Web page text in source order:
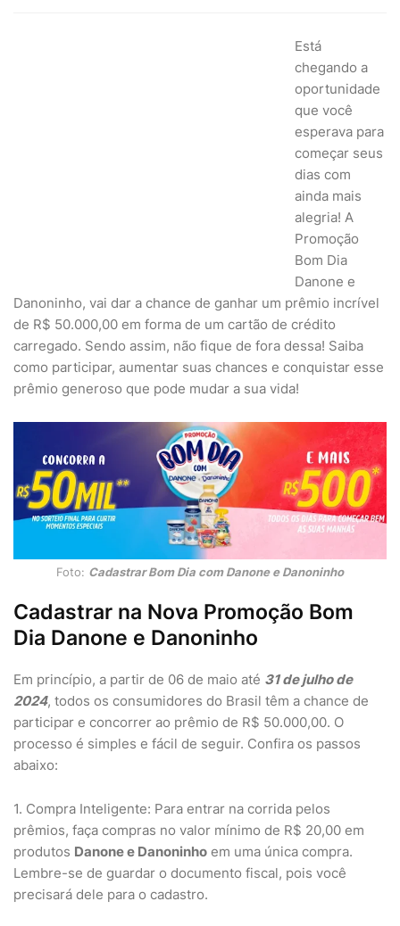
Está
chegando a
oportunidade
que você
esperava para
começar seus
dias com
ainda mais
alegria! A
Promoção
Bom Dia
Danone e
Danoninho, vai dar a chance de ganhar um prêmio incrível
de R$ 50.000,00 em forma de um cartão de crédito
carregado. Sendo assim, não fique de fora dessa! Saiba
como participar, aumentar suas chances e conquistar esse
prêmio generoso que pode mudar a sua vida!
Foto: Cadastrar Bom Dia com Danone e Danoninho
Cadastrar na Nova Promoção Bom
Dia Danone e Danoninho
Em princípio, a partir de 06 de maio até 31 de julho de
2024, todos os consumidores do Brasil têm a chance de
participar e concorrer ao prêmio de R$ 50.000,00. O
processo é simples e fácil de seguir. Confira os passos
abaixo:
1. Compra Inteligente: Para entrar na corrida pelos
prêmios, faça compras no valor mínimo de R$ 20,00 em
produtos Danone e Danoninho em uma única compra.
Lembre-se de guardar o documento fiscal, pois você
precisará dele para o cadastro.